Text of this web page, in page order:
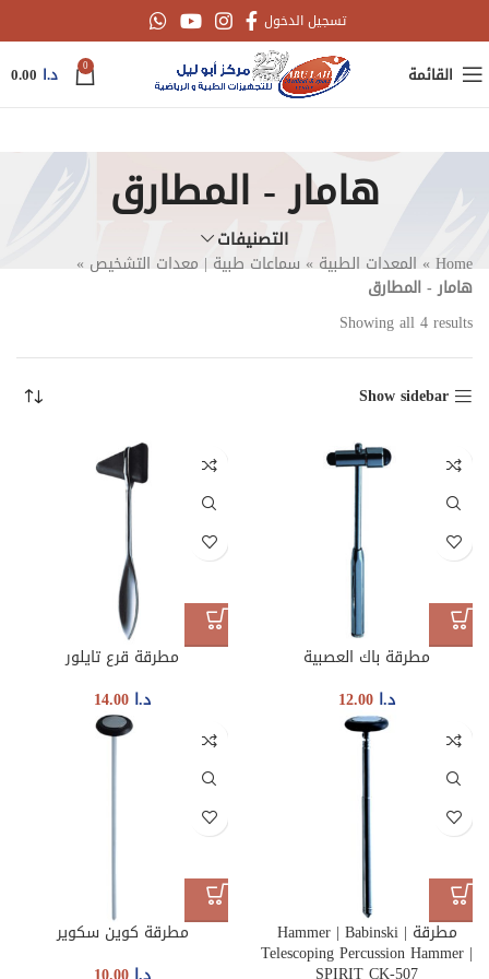
تسجيل الدخول
القائمة 0 د.ا 0.00
هامار - المطارق
التصنيفات
Home
»المعدات الطبية»سماعات طبية | معدات التشخيص»
هامار - المطارق
Showing all 4 results
Show sidebar
مطرقة باك العصبية
د.ا 12.00
مطرقة قرع تايلور
د.ا 14.00
مطرقة | Hammer | Babinski
Telescoping Percussion Hammer |
مطرقة كوين سكوير